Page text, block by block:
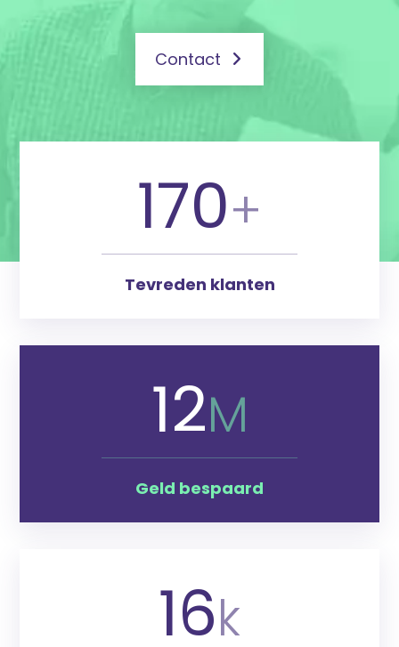
Contact
170+
Tevreden klanten
12M
Geld bespaard
16k